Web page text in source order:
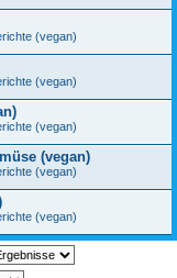
(vegan)
(vegan)
(vegan)
(vegan)
(vegan)
(vegan)